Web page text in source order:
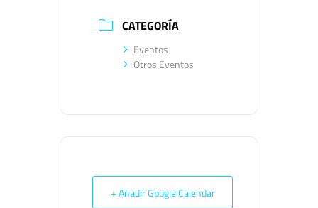
CATEGORÍA
Eventos
Otros Eventos
+ Añadir Google Calendar